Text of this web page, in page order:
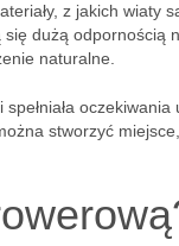
z jakich wiaty
się dużą odpornością
naturalne.
stworzyć